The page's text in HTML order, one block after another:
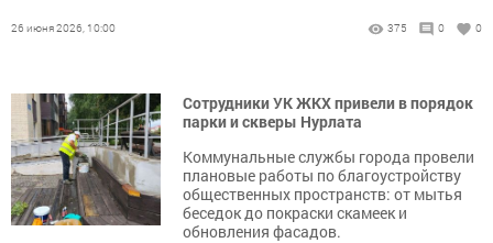
26 июня 2026, 10:00 375 0 0
Сотрудники УК ЖКХ привели в порядок
парки и скверы Нурлата
Коммунальные службы города провели
плановые работы по благоустройству
общественных пространств: от мытья
беседок до покраски скамеек и
обновления фасадов.